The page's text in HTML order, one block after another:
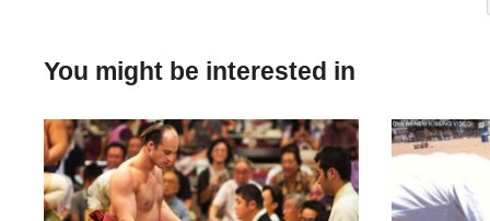
Παρόλο που ο Jamie δεν τραγουδάει τα λόγια, το να
μία μεγάλη καριέρα. Δείτε στο βίντεο την
Credit:lifeaspire.com
You might be interested in